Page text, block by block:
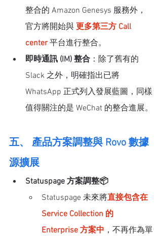
整合的 Amazon Genesys 服務外，
官方將開始與 更多第三方 Call
center 平台進行整合。
即時通訊 (IM) 整合 ：除了舊有的
Slack 之外，明確指出已將
WhatsApp 正式列入發展藍圖，同樣
值得關注的是 WeChat 的整合進展。
五、 產品方案調整與 Rovo 數據
源擴展
Statuspage 方案調整📦
Statuspage 未來將直接包含在
Service Collection 的
Enterprise 方案中 ，不再作為單